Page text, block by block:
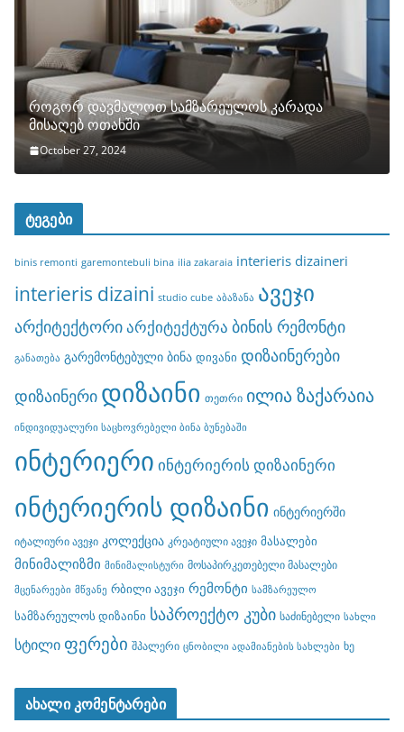
როგორ დავმალოთ სამზარეულოს კარადა
მისაღებ ოთახში
October 27, 2024
ტეგები
binis remonti garemontebuli bina ilia zakaraia interieris dizaineri
interieris dizaini studio cube აბაზანა ავეჯი
არქიტექტორიარქიტექტურა ბინის რემონტი
განათება გარემონტებული ბინა დივანი დიზაინერები
დიზაინერი დიზაინი თეთრი ილია ზაქარაია
ინდივიდუალური საცხოვრებელი ბინა ბუნებაში
ინტერიერი ინტერიერის დიზაინერი
ინტერიერის დიზაინი ინტერიერში
იტალიური ავეჯი კოლექცია კრეატიული ავეჯი მასალები
მინიმალიზმი მინიმალისტური მოსაპირკეთებელი მასალები
მცენარეები მწვანე რბილი ავეჯი რემონტი სამზარეულო
სამზარეულოს დიზაინი საპროექტო კუბი საძინებელი სახლი
სტილი ფერები შპალერი ცნობილი ადამიანების სახლები ხე
ახალი კომენტარები